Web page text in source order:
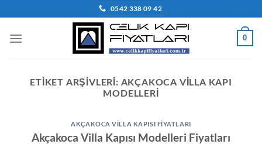
atla
0542 338 09 42
0
ETIKET ARŞIVLERI: AKÇAKOCA VILLA KAPI
MODELLERI
AKÇAKOCA VILLA KAPISI FIYATLARI
Akçakoca Villa Kapısı Modelleri Fiyatları